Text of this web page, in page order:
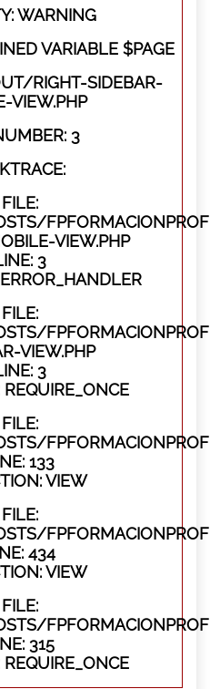
WARNING
VARIABLE $PAGE
RIGHT-SIDEBAR-
VIEW.PHP
3
FILE:
VIEW.PHP
3
FILE:
VIEW.PHP
3
FILE:
133
VIEW
FILE:
434
VIEW
FILE:
315